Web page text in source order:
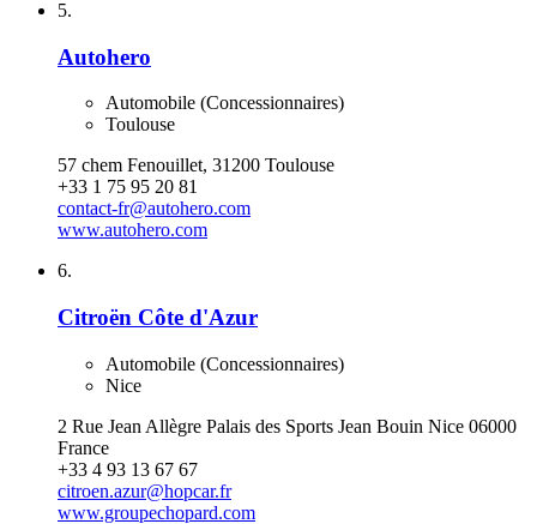
5.
Autohero
Automobile (Concessionnaires)
Toulouse
57 chem Fenouillet, 31200 Toulouse
+33 1 75 95 20 81
contact-fr@autohero.com
www.autohero.com
6.
Citroën Côte d'Azur
Automobile (Concessionnaires)
Nice
2 Rue Jean Allègre Palais des Sports Jean Bouin Nice 06000
France
+33 4 93 13 67 67
citroen.azur@hopcar.fr
www.groupechopard.com